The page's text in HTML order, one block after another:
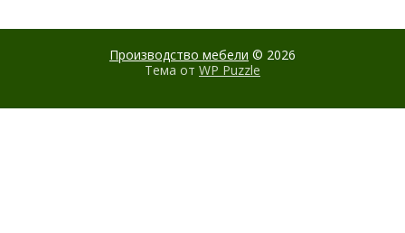
Производство мебели © 2026
Тема от WP Puzzle